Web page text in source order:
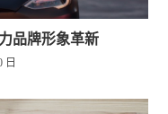
品牌形象革新
日